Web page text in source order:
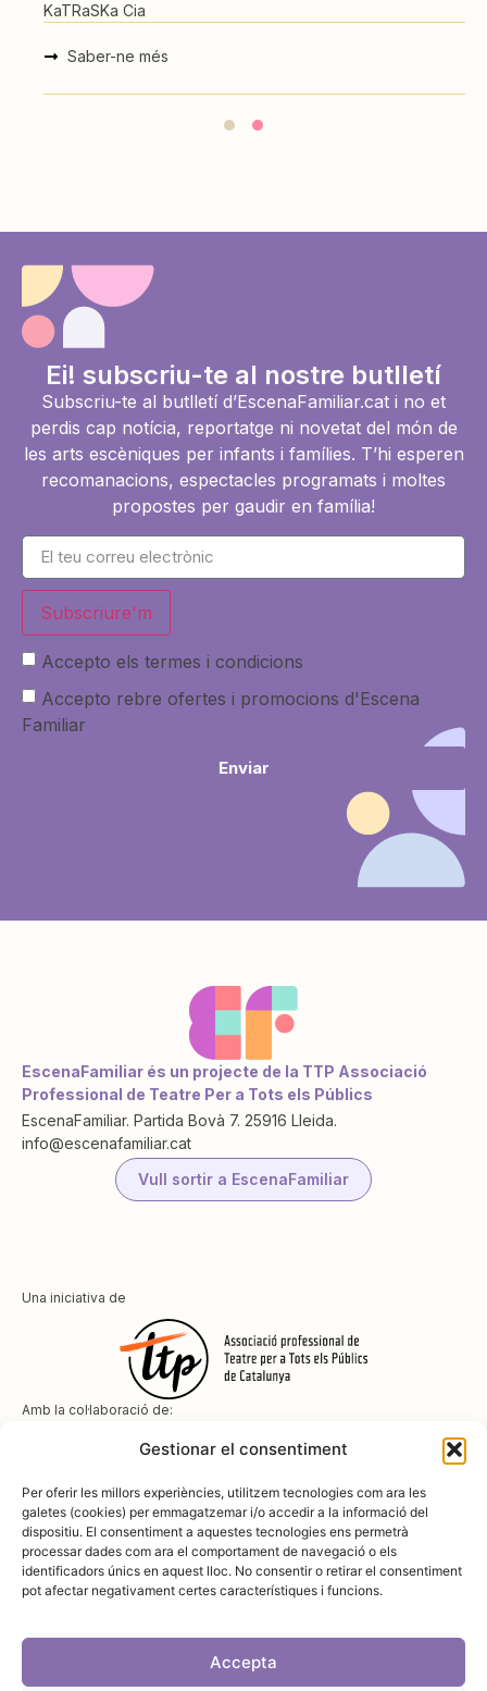
Gestionar el consentiment
Per oferir les millors experiències, utilitzem tecnologies com ara les
galetes (cookies) per emmagatzemar i/o accedir a la informació del
dispositiu. El consentiment a aquestes tecnologies ens permetrà
processar dades com ara el comportament de navegació o els
identificadors únics en aquest lloc. No consentir o retirar el consentiment
pot afectar negativament certes característiques i funcions.
Accepta
KaTRaSKa Cia
Saber-ne més
Ei! subscriu-te al nostre butlletí
Subscriu-te al butlletí d’EscenaFamiliar.cat i no et
perdis cap notícia, reportatge ni novetat del món de
les arts escèniques per infants i famílies. T’hi esperen
recomanacions, espectacles programats i moltes
propostes per gaudir en família!
Subscriure'm
Accepto els termes i condicions
Accepto rebre ofertes i promocions d'Escena
Familiar
Enviar
EscenaFamiliar és un projecte de la TTP Associació
Professional de Teatre Per a Tots els Públics
EscenaFamiliar. Partida Bovà 7. 25916 Lleida.
info@escenafamiliar.cat
Vull sortir a EscenaFamiliar
Una iniciativa de
Amb la col·laboració de:
Amb el suport de